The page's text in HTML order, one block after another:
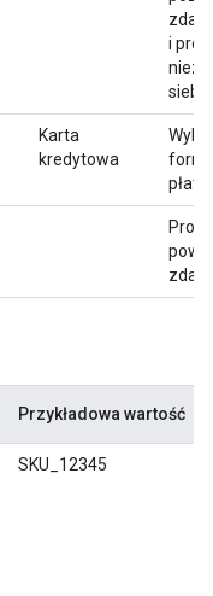
i
Karta
kredytowa
Przykładowa wartość
SKU_12345